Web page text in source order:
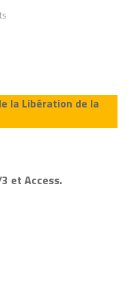
la Libération de la
et Access.